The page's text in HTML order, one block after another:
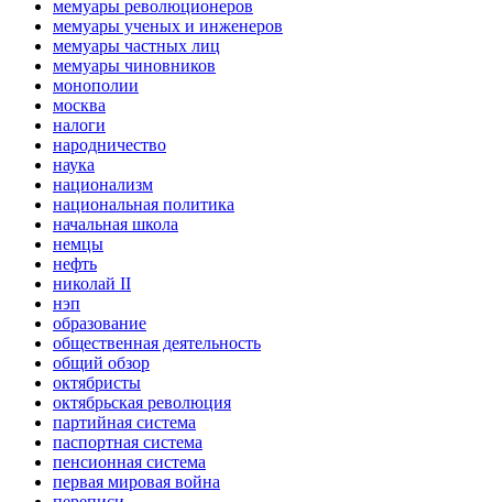
мемуары революционеров
мемуары ученых и инженеров
мемуары частных лиц
мемуары чиновников
монополии
москва
налоги
народничество
наука
национализм
национальная политика
начальная школа
немцы
нефть
николай II
нэп
образование
общественная деятельность
общий обзор
октябристы
октябрьская революция
партийная система
паспортная система
пенсионная система
первая мировая война